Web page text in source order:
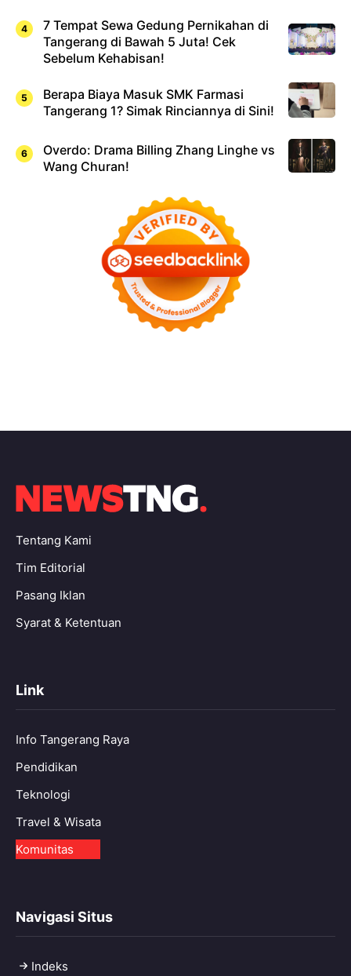
7 Tempat Sewa Gedung Pernikahan di
Tangerang di Bawah 5 Juta! Cek
Sebelum Kehabisan!
Berapa Biaya Masuk SMK Farmasi
Tangerang 1? Simak Rinciannya di Sini!
Overdo: Drama Billing Zhang Linghe vs
Wang Churan!
Tentang Kami
Tim Editorial
Pasang Iklan
Syarat & Ketentuan
Link
Info Tangerang Raya
Pendidikan
Teknologi
Travel & Wisata
Komunitas
Navigasi Situs
Indeks